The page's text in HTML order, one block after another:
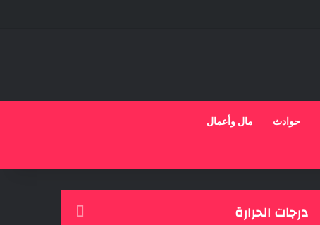
حوادث مال وأعمال
درجات الحرارة